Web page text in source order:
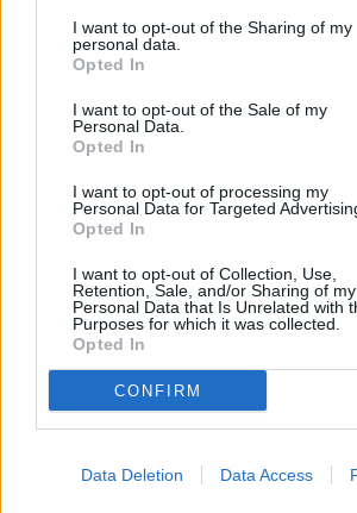
I want to opt-out of the Sharing of my
personal data.
Opted In
I want to opt-out of the Sale of my
Personal Data.
Opted In
I want to opt-out of processing my
Personal Data for Targeted
Opted In
I want to opt-out of Collection, Use,
Retention, Sale, and/or Sharing of my
Personal Data that Is Unrelated with
Purposes for which it was collected.
Opted In
CONFIRM
Data Deletion Data Access
Dynamit statt Muskelkraft (
Folge 6 Staffel 2
Details